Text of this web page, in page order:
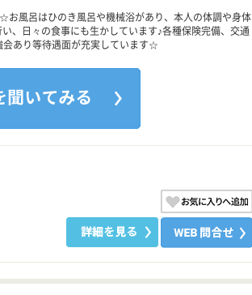
風呂はひのき風呂や機械浴があり、本人の体調や身体
、日々の食事にも生かしています♪各種保険完備、交通
会あり等待遇面が充実しています☆